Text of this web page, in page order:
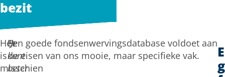
bezit
Het
is
misschien
“Je
kunt
beter
Een goede fondsenwervingsdatabase voldoet aan
de eisen van ons mooie, maar specifieke vak.